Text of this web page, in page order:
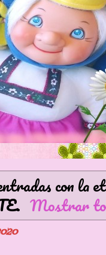
con la
. Mostrar